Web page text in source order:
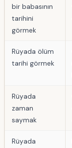
bir babasının
tarihini
görmek
Rüyada ölüm
tarihi görmek
Rüyada
zaman
saymak
Rüyada